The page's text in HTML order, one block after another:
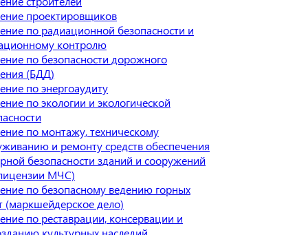
проектировщиков
по радиационной безопасности и
контролю
по безопасности дорожного
(БДД)
по энергоаудиту
по экологии и экологической
по монтажу, техническому
и ремонту средств обеспечения
безопасности зданий и сооружений
МЧС)
по безопасному ведению горных
(маркшейдерское дело)
по реставрации, консервации и